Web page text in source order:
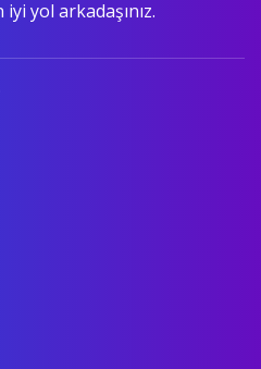
iyi yol arkadaşınız.